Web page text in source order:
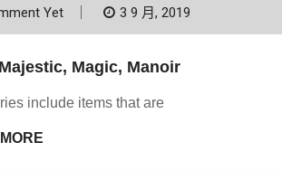
Yet 3 9 月, 2019
Magic, Manoir
include items that are